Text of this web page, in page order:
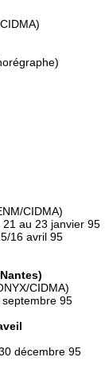
CIDMA)
au 23 janvier 95
16 avril 95
CIDMA)
95
décembre 95